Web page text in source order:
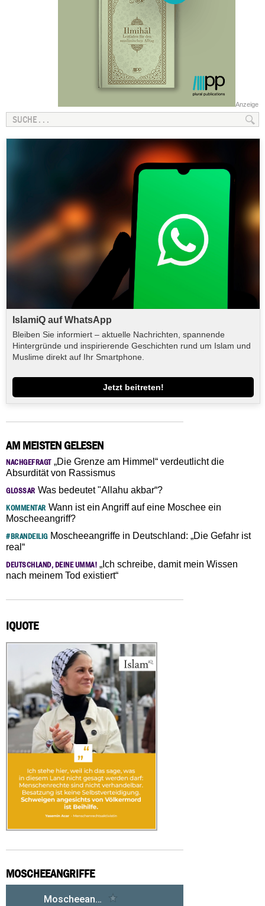
Anzeige
IslamiQ auf WhatsApp
Bleiben Sie informiert – aktuelle Nachrichten, spannende
Hintergründe und inspirierende Geschichten rund um Islam und
Muslime direkt auf Ihr Smartphone.
Jetzt beitreten!
AM MEISTEN GELESEN
NACHGEFRAGT„Die Grenze am Himmel“ verdeutlicht die
Absurdität von Rassismus
GLOSSAR Was bedeutet "Allahu akbar“?
KOMMENTAR Wann ist ein Angriff auf eine Moschee ein
Moscheeangriff?
#BRANDEILIGMoscheeangriffe in Deutschland: „Die Gefahr ist
real“
DEUTSCHLAND, DEINE UMMA! „Ich schreibe, damit mein Wissen
nach meinem Tod existiert“
IQUOTE
MOSCHEEANGRIFFE